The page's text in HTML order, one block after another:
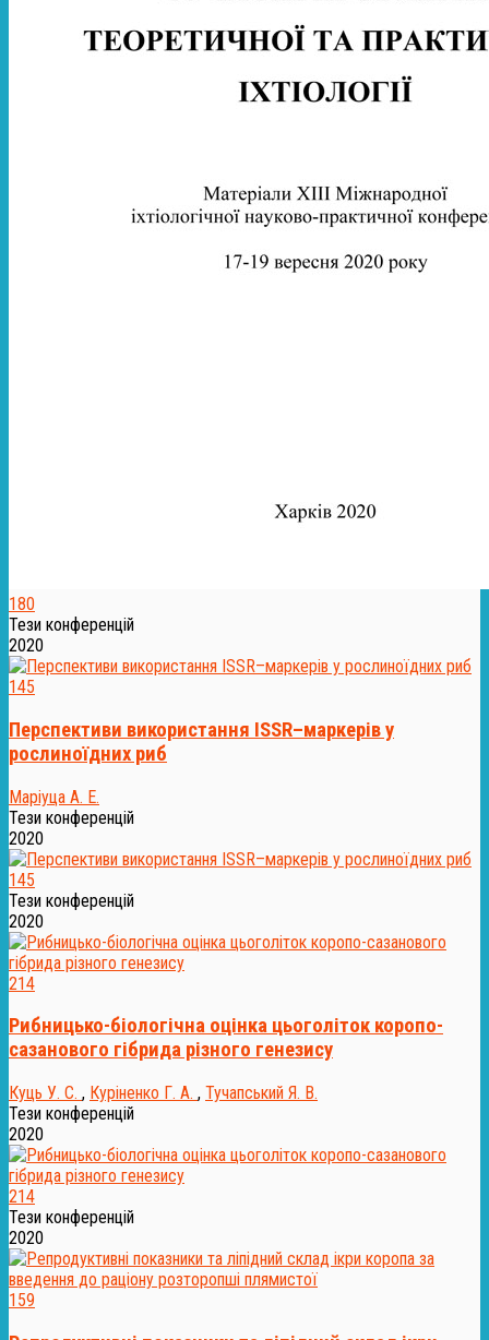
180
Тези конференцій
2020
145
Перспективи використання ISSR–маркерів у
рослиноїдних риб
Маріуца А. Е.
Тези конференцій
2020
145
Тези конференцій
2020
214
Рибницько-біологічна оцінка цьоголіток коропо-
сазанового гібрида різного генезису
Куць У. С. , Куріненко Г. А. , Тучапський Я. В.
Тези конференцій
2020
214
Тези конференцій
2020
159